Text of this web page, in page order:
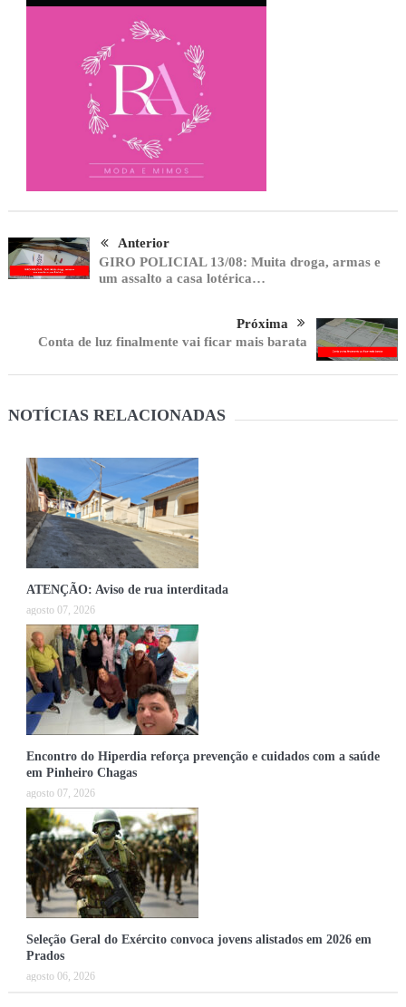
Anterior
GIRO POLICIAL 13/08: Muita droga, armas e
um assalto a casa lotérica…
Próxima
Conta de luz finalmente vai ficar mais barata
NOTÍCIAS RELACIONADAS
ATENÇÃO: Aviso de rua interditada
agosto 07, 2026
Encontro do Hiperdia reforça prevenção e cuidados com a saúde
em Pinheiro Chagas
agosto 07, 2026
Seleção Geral do Exército convoca jovens alistados em 2026 em
Prados
agosto 06, 2026